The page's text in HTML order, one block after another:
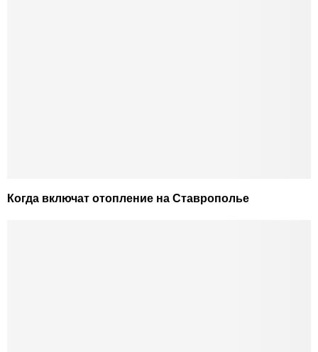
Когда включат отопление на Ставрополье